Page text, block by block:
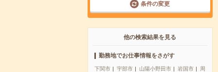
条件の変更
他の検索結果を見る
勤務地でお仕事情報をさがす
下関市 宇部市 山陽小野田市 岩国市
周